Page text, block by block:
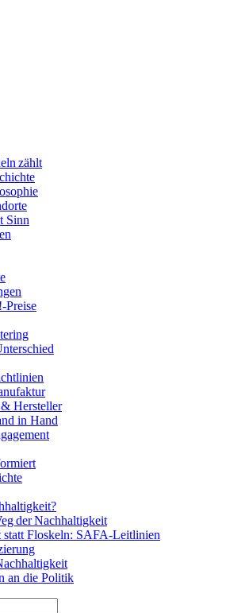
zählt
Sinn
Preise
Hersteller
in Hand
der Nachhaltigkeit
statt Floskeln: SAFA-Leitlinien
an die Politik